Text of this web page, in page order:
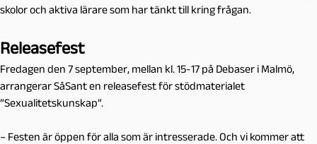
skolor och aktiva lärare som har tänkt till kring frågan.
Releasefest
Fredagen den 7 september, mellan kl. 15-17 på Debaser i Malmö,
arrangerar SåSant en releasefest för stödmaterialet
”Sexualitetskunskap”.
– Festen är öppen för alla som är intresserade. Och vi kommer att